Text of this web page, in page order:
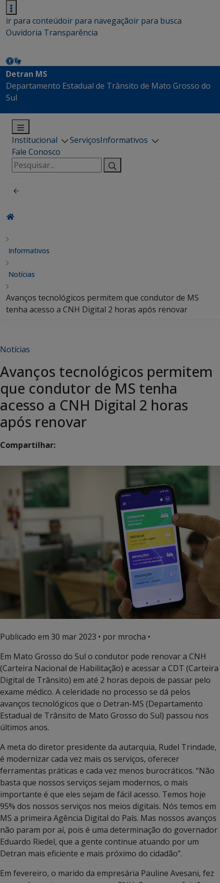
ir para conteúdoir para navegaçãoir para busca
Ouvidoria Transparência
Detran MS
Departamento Estadual de Trânsito de Mato Grosso do
Sul
Institucional ServiçosInformativos
Fale Conosco
Pesquisar
por:
Informativos
Notícias
Avanços tecnológicos permitem que condutor de MS
tenha acesso a CNH Digital 2 horas após renovar
Notícias
Avanços tecnológicos permitem
que condutor de MS tenha
acesso a CNH Digital 2 horas
após renovar
Compartilhar:
Publicado em 30 mar 2023 • por mrocha •
Em Mato Grosso do Sul o condutor pode renovar a CNH
(Carteira Nacional de Habilitação) e acessar a CDT (Carteira
Digital de Trânsito) em até 2 horas depois de passar pelo
exame médico. A celeridade no processo se dá pelos
avanços tecnológicos que o Detran-MS (Departamento
Estadual de Trânsito de Mato Grosso do Sul) passou nos
últimos anos.
A meta do diretor presidente da autarquia, Rudel Trindade,
é modernizar cada vez mais os serviços, oferecer
ferramentas práticas e cada vez menos burocráticos. “Não
basta que nossos serviços sejam modernos, o mais
importante é que eles sejam de fácil acesso. Temos hoje
95% dos nossos serviços nos meios digitais. Nós temos em
MS a primeira Agência Digital do País. Mas nossos avanços
não param por aí, pois é uma determinação do governador
Eduardo Riedel, que a gente continue atuando por um
Detran mais eficiente e mais próximo do cidadão”.
Em fevereiro, o marido da empresária Pauline Avesani, fez